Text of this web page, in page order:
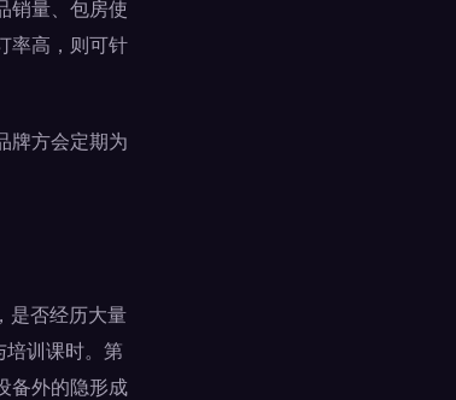
销量、包房使
率高，则可针
牌方会定期为
是否经历大量
培训课时。第
备外的隐形成